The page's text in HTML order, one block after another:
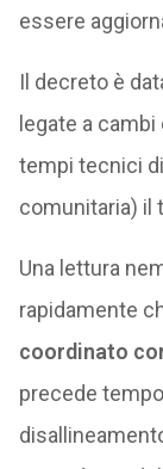
essere
Il decreto è
legate a
tempi tecnici
comunitaria) il
Una lettura
rapidamente
coordinato
precede